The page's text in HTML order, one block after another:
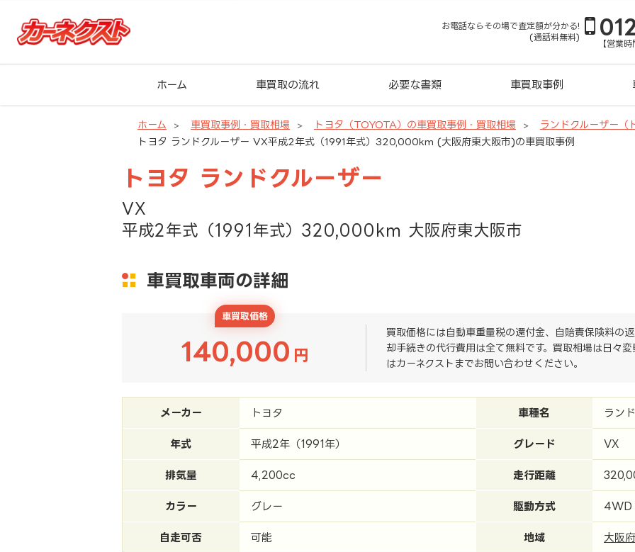
お電話ならその場で査定額が分かる!
(通話料無料)
【営業
ホーム 車買取の流れ 必要な書類 車買取事例
ホーム 車買取事例・買取相場 トヨタ（TOYOTA）の車買取事例・買取相場
ランドクルーザー（
トヨタ ランドクルーザー VX平成2年式（1991年式）320,000km (大阪府東大阪市)の車買取事例
トヨタ ランドクルーザー
VX
平成2年式（1991年式）320,000km 大阪府東大阪市
車買取車両の詳細
車買取価格
140,000 円
買取価格には自動車重量税の還付金、自賠責保険料の
却手続きの代行費用は全て無料です。買取相場は日々
はカーネクストまでお問い合わせください。
メーカー トヨタ 車種名 ラン
年式 平成2年（1991年） グレード VX
排気量 4,200cc 走行距離
カラー グレー 駆動方式 4WD
自走可否 可能 地域 大阪府